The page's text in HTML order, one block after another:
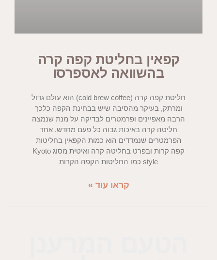
קפאין בחליטת קפה קרה
בהשוואה לאספרסו
חליטת קפה קרה (cold brew coffee) הוא עולם גדול
ומרתק, בעיקר מהסיבה שיש בבחינת הקפה כלכך
הרבה מאפיינים ופרמטרים לבדיקה על מנת שנמצה
חליטה קרה באיכות גבוה כל פעם מחדש. אחד
הפרמטרים שנמדדים הוא כמות הקפאין בחליטות
קפה קרות ובפרט בחליטה קרה ואיטית מסוג Kyoto
קראו עוד »